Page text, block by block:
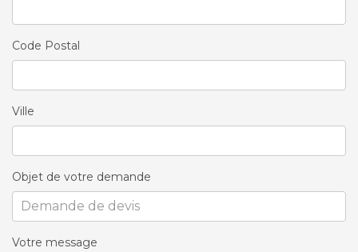
Code Postal
Ville
Objet de votre demande
Votre message